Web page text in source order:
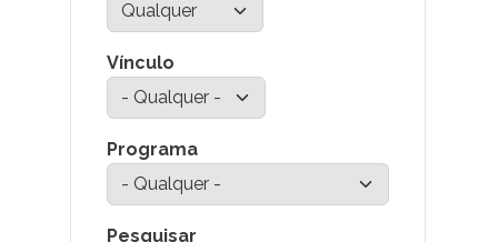
Vínculo
Programa
Pesquisar